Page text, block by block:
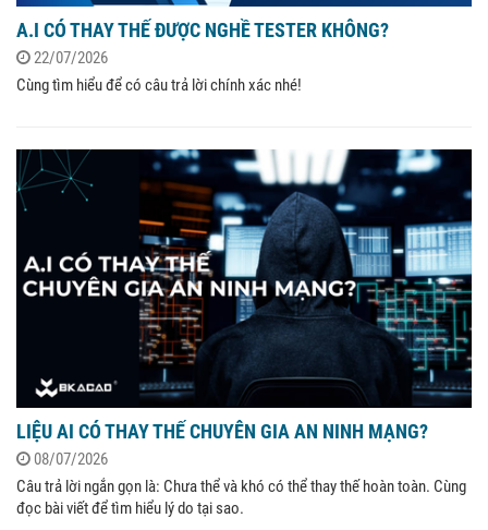
A.I CÓ THAY THẾ ĐƯỢC NGHỀ TESTER KHÔNG?
22/07/2026
Cùng tìm hiểu để có câu trả lời chính xác nhé!
LIỆU AI CÓ THAY THẾ CHUYÊN GIA AN NINH MẠNG?
08/07/2026
Câu trả lời ngắn gọn là: Chưa thể và khó có thể thay thế hoàn toàn. Cùng
đọc bài viết để tìm hiểu lý do tại sao.